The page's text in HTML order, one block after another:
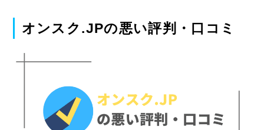
オンスク.JPの悪い評判・口コミ